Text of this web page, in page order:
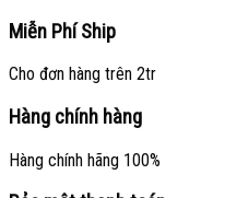
Miễn Phí Ship
Cho đơn hàng trên 2tr
Hàng chính hàng
Hàng chính hãng 100%